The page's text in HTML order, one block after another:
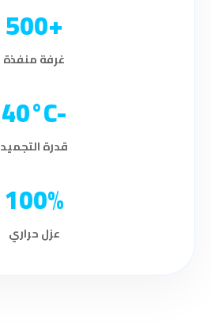
+500
غرفة منفذة
-40°C
قدرة التجميد
100%
عزل حراري